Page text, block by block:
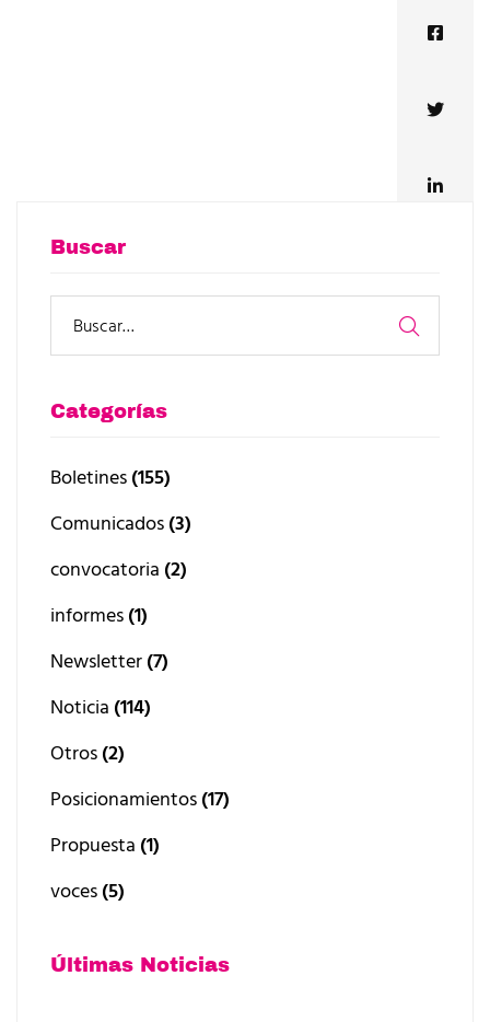
Buscar
Categorías
Boletines(155)
Comunicados(3)
convocatoria (2)
informes(1)
Newsletter(7)
Noticia (114)
Otros(2)
Posicionamientos(17)
Propuesta (1)
voces(5)
Últimas Noticias